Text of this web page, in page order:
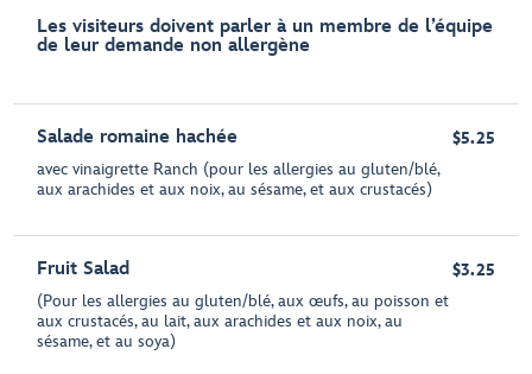
Les visiteurs doivent parler à un membre de l’équipe
de leur demande non allergène
Salade romaine hachée
avec vinaigrette Ranch (pour les allergies au gluten/blé,
aux arachides et aux noix, au sésame, et aux crustacés)
$5.25
Fruit Salad
(Pour les allergies au gluten/blé, aux œufs, au poisson et
aux crustacés, au lait, aux arachides et aux noix, au
sésame, et au soya)
$3.25